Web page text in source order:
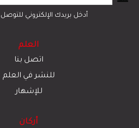
أدخل بريدك الإلكتروني للتوصل
العلم
اتصل بنا
للنشر في العلم
للإشهار
أركان